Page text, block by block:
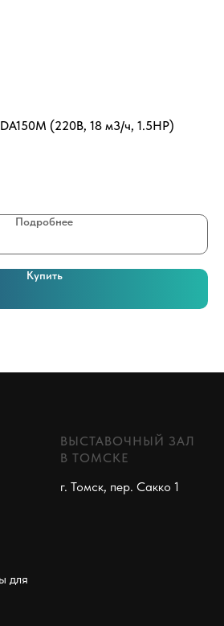
(220В, 18 м3/ч, 1.5HP)
Подробнее
Купить
для
ВЫСТАВОЧНЫЙ ЗАЛ
В ТОМСКЕ
г. Томск, пер. Сакко 1